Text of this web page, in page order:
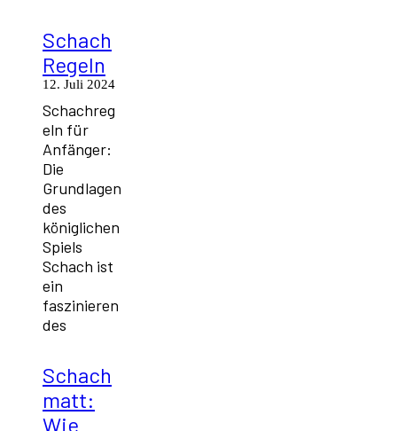
Schach
Regeln
12. Juli 2024
Schachreg
eln für
Anfänger:
Die
Grundlagen
des
königlichen
Spiels
Schach ist
ein
faszinieren
des
Schach
matt:
Wie